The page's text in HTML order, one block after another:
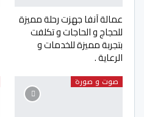
عمالة آنفا جهزت رحلة مميزة
للحجاج و الحاجات و تكلفت
بتجربة مميزة للخدمات و
الرعاية .
صوت و صورة